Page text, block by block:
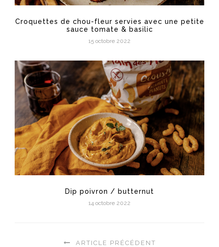
Croquettes de chou-fleur servies avec une petite
sauce tomate & basilic
15 octobre 2022
Dip poivron / butternut
14 octobre 2022
ARTICLE PRÉCÉDENT